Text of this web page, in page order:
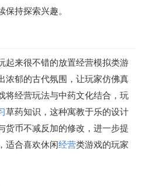
持探索兴趣。
起来很不错的放置经营模拟类游
浓郁的古代氛围，让玩家仿佛真
将经营玩法与中药文化结合，玩
草药知识，这种寓教于乐的设计
货币不减反加的修改，进一步提
适合喜欢休闲经营类游戏的玩家